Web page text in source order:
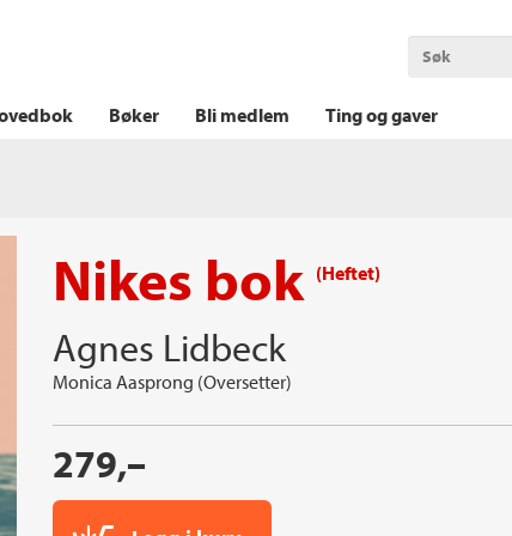
Bøker Bli medlem Ting og gaver
Nikes bok (Heftet)
Agnes Lidbeck
Monica Aasprong (Oversetter)
279,–